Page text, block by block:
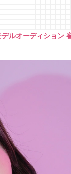
ルオーディション